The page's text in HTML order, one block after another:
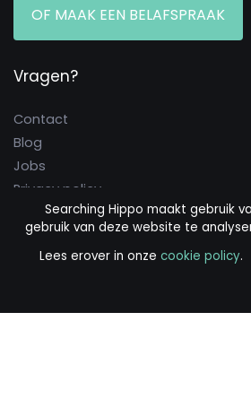
Searching Hippo maakt gebruik
gebruik van deze website te
Lees erover in onze cookie policy.
OF MAAK EEN BELAFSPRAAK
Vragen?
Contact
Blog
Jobs
Privacy policy
Cookie policy
Algemene voorwaarden